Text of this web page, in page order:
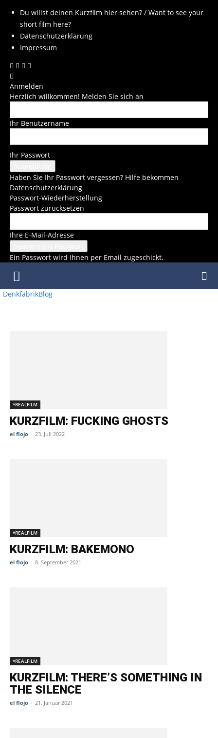
Du willst deinen Kurzfilm hier sehen? / Want to see your
short film here?
Datenschutzerklärung
Impressum
Anmelden
Herzlich willkommen! Melden Sie sich an
Ihr Benutzername
Ihr Passwort
Haben Sie Ihr Passwort vergessen? Hilfe bekommen
Datenschutzerklärung
Passwort-Wiederherstellung
Passwort zurücksetzen
Ihre E-Mail-Adresse
Ein Passwort wird Ihnen per Email zugeschickt.
DenkfabrikBlog
*REALFILM
KURZFILM: FUCKING GHOSTS
el flojo - 23. Juli 2022
*REALFILM
KURZFILM: BAKEMONO
el flojo - 8. September 2021
*REALFILM
KURZFILM: THERE’S SOMETHING IN
THE SILENCE
el flojo - 21. Januar 2021